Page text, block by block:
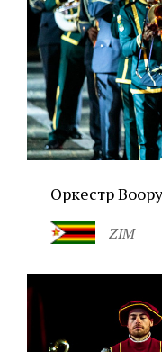
Оркестр
ZIM